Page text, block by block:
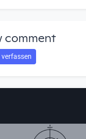
comment